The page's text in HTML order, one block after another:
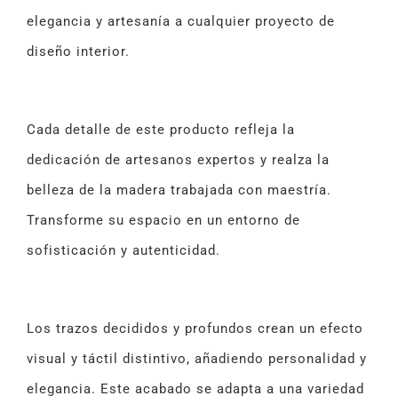
elegancia y artesanía a cualquier proyecto de
diseño interior.
Cada detalle de este producto refleja la
dedicación de artesanos expertos y realza la
belleza de la madera trabajada con maestría.
Transforme su espacio en un entorno de
sofisticación y autenticidad.
Los trazos decididos y profundos crean un efecto
visual y táctil distintivo, añadiendo personalidad y
elegancia. Este acabado se adapta a una variedad